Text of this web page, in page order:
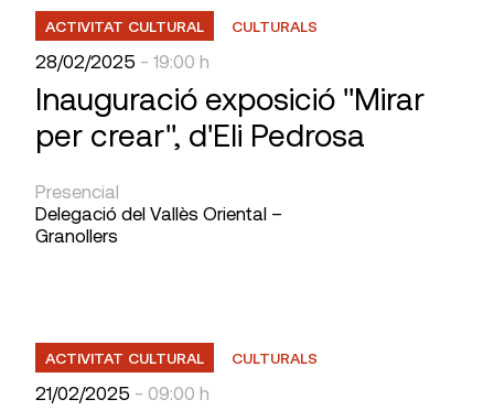
ACTIVITAT CULTURAL CULTURALS
28/02/2025 - 19:00 h
Inauguració exposició "Mirar
per crear", d'Eli Pedrosa
Presencial
Delegació del Vallès Oriental –
Granollers
ACTIVITAT CULTURAL CULTURALS
21/02/2025 - 09:00 h